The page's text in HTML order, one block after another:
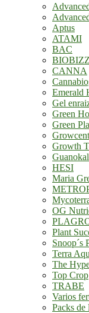
Aptus
ATAMI
BAC
BIOBIZZ
CANNA
Emerald
Gel
Green
Green
Growth
HESI
Maria
OG
Plant
Snoop´s
Terra
The
Top Crop
TRABE
Varios
Packs de